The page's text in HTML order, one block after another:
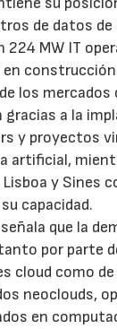
de datos de
224 MW IT
en
los mercados
gracias a la
y proyectos
artificial,
Lisboa y Sines
capacidad.
que la
por parte
cloud como
neoclouds,
en